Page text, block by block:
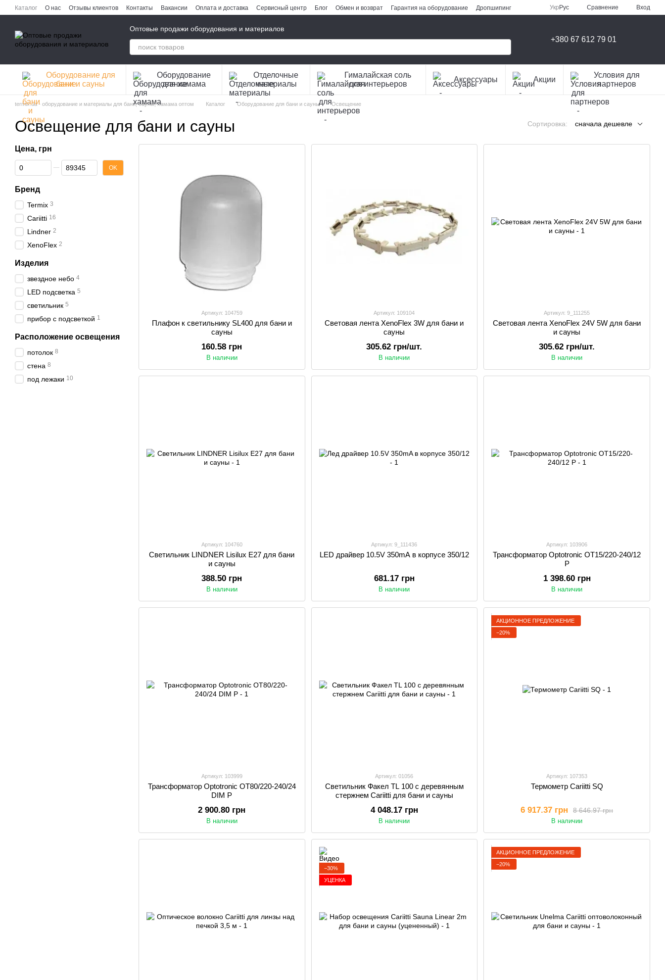
Перейти к основному контенту
Каталог О нас Отзывы клиентов Контакты Вакансии Оплата и доставка Сервисный центр Блог Обмен и возврат Гарантия на оборудование
Дропшипинг
Укр Рус Сравнение Вход
Оптовые продажи оборудования и материалов
+380 67 612 79 01
Оборудование для
бани и сауны
Оборудование
для хамама
Отделочные
материалы
Гималайская соль
для интерьеров
Аксессуары Акции
Условия для
партнеров
termix.ua - оборудование и материалы для бани, сауны, хамама оптом Каталог Оборудование для бани и сауны Освещение
Освещение для бани и сауны Сортировка: сначала дешевле
Артикул: 104759
Плафон к светильнику SL400 для бани и
сауны
160.58 грн
В наличии
Артикул: 109104
Световая лента XenoFlex 3W для бани и
сауны
305.62 грн/шт.
В наличии
Артикул: 9_111255
Световая лента XenoFlex 24V 5W для бани
и сауны
305.62 грн/шт.
В наличии
Артикул: 104760
Светильник LINDNER Lisilux E27 для бани
и сауны
388.50 грн
В наличии
Артикул: 9_111436
LED драйвер 10.5V 350mA в корпусе 350/12
681.17 грн
В наличии
Артикул: 103906
Трансформатор Optotronic OT15/220-240/12
P
1 398.60 грн
В наличии
Артикул: 103999
Трансформатор Optotronic OT80/220-240/24
DIM P
2 900.80 грн
В наличии
Артикул: 01056
Светильник Факел TL 100 с деревянным
стержнем Cariitti для бани и сауны
4 048.17 грн
В наличии
АКЦИОННОЕ ПРЕДЛОЖЕНИЕ
−20%
Артикул: 107353
Термометр Cariitti SQ
8 646.97 грн
6 917.37 грн
В наличии
−30%
УЦЕНКА
АКЦИОННОЕ ПРЕДЛОЖЕНИЕ
−20%
Цена, грн
От Цена, грн
До Цена, грн OK
Бренд
Termix 3
Cariitti 16
Lindner 2
XenoFlex 2
Изделия
звездное небо 4
LED подсветка 5
светильник 5
прибор с подсветкой 1
Расположение освещения
потолок 8
стена 8
под лежаки 10